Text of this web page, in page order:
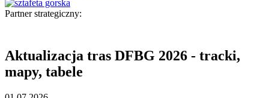
Partner strategiczny:
Aktualizacja tras DFBG 2026 - tracki,
mapy, tabele